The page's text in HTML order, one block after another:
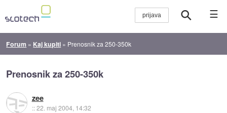
☰
Forum » Kaj kupiti » Prenosnik za 250-350k
Prenosnik za 250-350k
zee
::22. maj 2004, 14:32